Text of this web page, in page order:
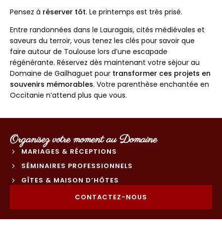
Pensez à réserver tôt. Le printemps est très prisé.
Entre randonnées dans le Lauragais, cités médiévales et
saveurs du terroir, vous tenez les clés pour savoir que
faire autour de Toulouse lors d’une escapade
régénérante. Réservez dès maintenant votre séjour au
Domaine de Gailhaguet pour transformer ces projets en
souvenirs mémorables. Votre parenthèse enchantée en
Occitanie n’attend plus que vous.
Organisez votre moment au Domaine
MARIAGES & RÉCEPTIONS
SÉMINAIRES PROFESSIONNELS
GÎTES & MAISON D’HÔTES
CONTACTEZ-NOUS